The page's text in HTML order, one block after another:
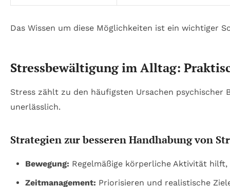
Das Wissen um diese Möglichkeiten ist ein wichtiger
Stressbewältigung im Alltag:
Stress zählt zu den häufigsten Ursachen psychischer
unerlässlich.
Strategien zur besseren Handhabung von
Bewegung: Regelmäßige körperliche Aktivität
Zeitmanagement: Priorisieren und realistische